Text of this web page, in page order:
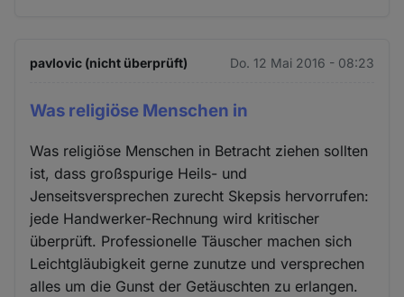
pavlovic (nicht überprüft) Do. 12 Mai 2016 - 08:23
Was religiöse Menschen in
Was religiöse Menschen in Betracht ziehen sollten
ist, dass großspurige Heils- und
Jenseitsversprechen zurecht Skepsis hervorrufen:
jede Handwerker-Rechnung wird kritischer
überprüft. Professionelle Täuscher machen sich
Leichtgläubigkeit gerne zunutze und versprechen
alles um die Gunst der Getäuschten zu erlangen.